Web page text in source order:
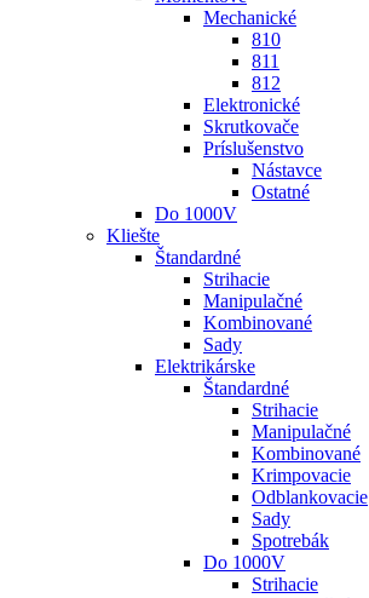
Mechanické
810
811
812
Elektronické
Skrutkovače
Príslušenstvo
Nástavce
Ostatné
Do 1000V
Kliešte
Štandardné
Strihacie
Manipulačné
Kombinované
Sady
Elektrikárske
Štandardné
Strihacie
Manipulačné
Kombinované
Krimpovacie
Odblankovacie
Sady
Spotrebák
Do 1000V
Strihacie